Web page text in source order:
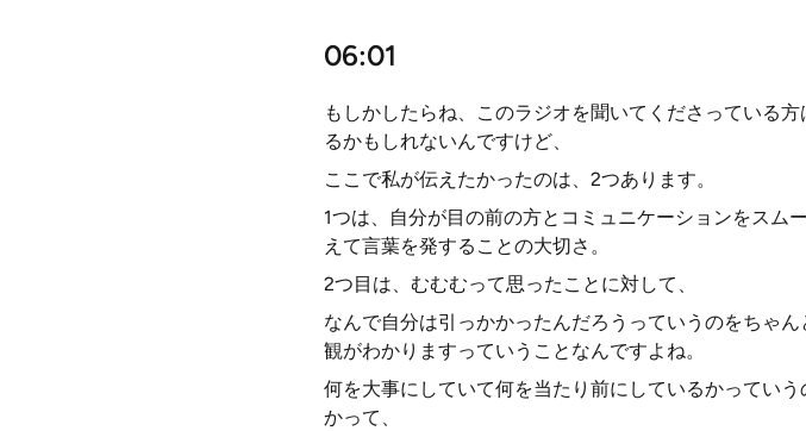
06:01
もしかしたらね、このラジオを聞いてくださっている
るかもしれないんですけど、
ここで私が伝えたかったのは、2つあります。
1つは、自分が目の前の方とコミュニケーションをス
えて言葉を発することの大切さ。
2つ目は、むむむって思ったことに対して、
なんで自分は引っかかったんだろうっていうのをちゃ
観がわかりますっていうことなんですよね。
何を大事にしていて何を当たり前にしているかってい
かって、